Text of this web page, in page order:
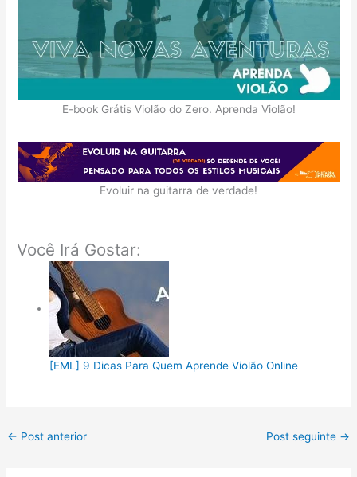
E-book Grátis Violão do Zero. Aprenda Violão!
Evoluir na guitarra de verdade!
Você Irá Gostar:
[EML] 9 Dicas Para Quem Aprende Violão Online
← Post anterior Post seguinte →